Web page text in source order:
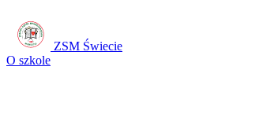
ZSM Świecie
O szkole